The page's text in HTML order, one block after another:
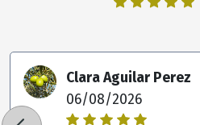
Clara Aguilar Perez
06/08/2026